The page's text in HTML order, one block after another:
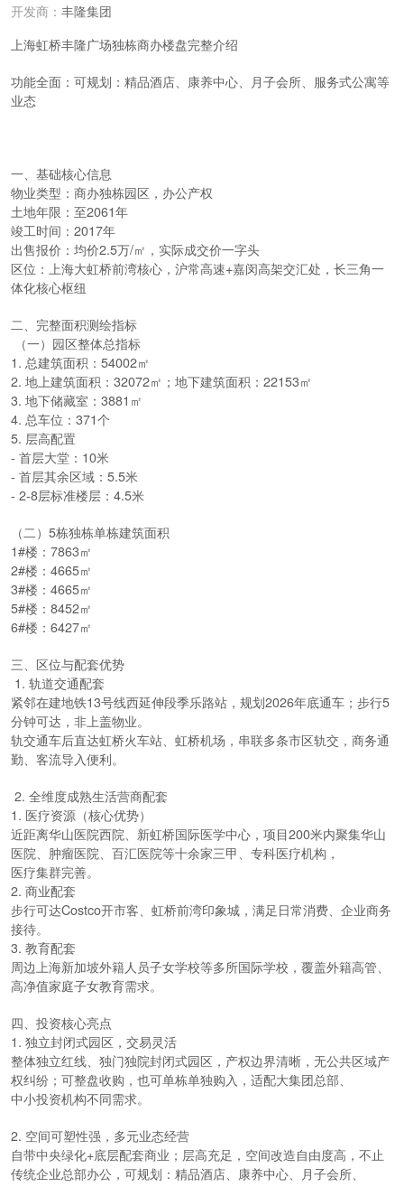
开发商： 丰隆集团
上海虹桥丰隆广场独栋商办楼盘完整介绍
功能全面：可规划：精品酒店、康养中心、月子会所、 服务式公寓等
业态
一、基础核心信息
物业类型：商办独栋园区，办公产权
土地年限：至2061年
竣工时间：2017年
出售报价：均价2.5万/㎡，实际成交价一字头
区位：上海大虹桥前湾核心，沪常高速+嘉闵高架交汇处，长三角一
体化核心枢纽
二、完整面积测绘指标
（一）园区整体总指标
1. 总建筑面积：54002㎡
2. 地上建筑面积：32072㎡；地下建筑面积：22153㎡
3. 地下储藏室：3881㎡
4. 总车位：371个
5. 层高配置
- 首层大堂：10米
- 首层其余区域：5.5米
- 2-8层标准楼层：4.5米
（二）5栋独栋单栋建筑面积
1#楼：7863㎡
2#楼：4665㎡
3#楼：4665㎡
5#楼：8452㎡
6#楼：6427㎡
三、区位与配套优势
1. 轨道交通配套
紧邻在建地铁13号线西延伸段季乐路站，规划2026年底通车；步行5
分钟可达，非上盖物业。
轨交通车后直达虹桥火车站、虹桥机场，串联多条市区轨交，商务通
勤、客流导入便利。
2. 全维度成熟生活营商配套
1. 医疗资源（核心优势）
近距离华山医院西院、新虹桥国际医学中心，项目200米内聚集华山
医院、肿瘤医院、百汇医院等十余家三甲、专科医疗机构，
医疗集群完善。
2. 商业配套
步行可达Costco开市客、虹桥前湾印象城，满足日常消费、企业商务
接待。
3. 教育配套
周边上海新加坡外籍人员子女学校等多所国际学校，覆盖外籍高管、
高净值家庭子女教育需求。
四、投资核心亮点
1. 独立封闭式园区，交易灵活
整体独立红线、独门独院封闭式园区，产权边界清晰，无公共区域产
权纠纷；可整盘收购，也可单栋单独购入，适配大集团总部、
中小投资机构不同需求。
2. 空间可塑性强，多元业态经营
自带中央绿化+底层配套商业；层高充足，空间改造自由度高，不止
传统企业总部办公，可规划：精品酒店、康养中心、月子会所、